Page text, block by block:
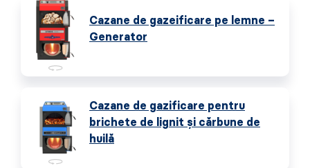
Cazane de gazeificare pe lemne –
Generator
Cazane de gazificare pentru
brichete de lignit și cărbune de
huilă